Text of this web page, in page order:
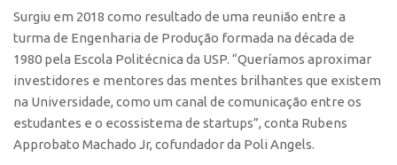
SciBiz
Surgiu em 2018 como resultado de uma reunião entre a
turma de Engenharia de Produção formada na década de
1980 pela Escola Politécnica da USP. “Queríamos aproximar
investidores e mentores das mentes brilhantes que existem
na Universidade, como um canal de comunicação entre os
estudantes e o ecossistema de startups”, conta Rubens
Approbato Machado Jr, cofundador da Poli Angels.